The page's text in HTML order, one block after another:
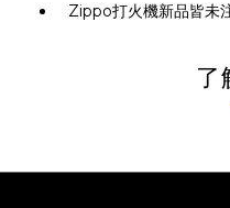
Zippo打火機新品皆未
了